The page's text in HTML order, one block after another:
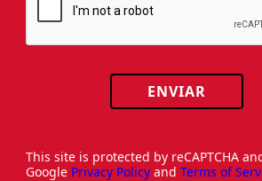
ENVIAR
This site is protected by reCAPTCHA
Google Privacy Policy and Terms of